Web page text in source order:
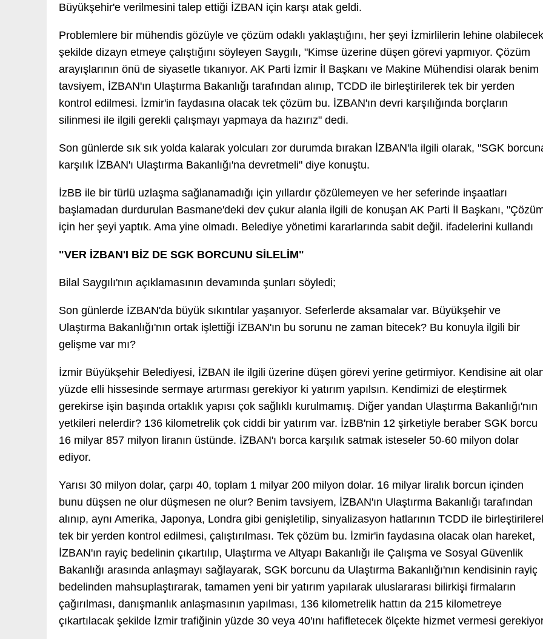
Büyükşehir'e verilmesini talep ettiği İZBAN için karşı atak geldi.
Problemlere bir mühendis gözüyle ve çözüm odaklı yaklaştığını, her şeyi İzmirlilerin lehine olabilecek
şekilde dizayn etmeye çalıştığını söyleyen Saygılı, "Kimse üzerine düşen görevi yapmıyor. Çözüm
arayışlarının önü de siyasetle tıkanıyor. AK Parti İzmir İl Başkanı ve Makine Mühendisi olarak benim
tavsiyem, İZBAN'ın Ulaştırma Bakanlığı tarafından alınıp, TCDD ile birleştirilerek tek bir yerden
kontrol edilmesi. İzmir'in faydasına olacak tek çözüm bu. İZBAN'ın devri karşılığında borçların
silinmesi ile ilgili gerekli çalışmayı yapmaya da hazırız" dedi.
Son günlerde sık sık yolda kalarak yolcuları zor durumda bırakan İZBAN'la ilgili olarak, "SGK
karşılık İZBAN'ı Ulaştırma Bakanlığı'na devretmeli" diye konuştu.
İzBB ile bir türlü uzlaşma sağlanamadığı için yıllardır çözülemeyen ve her seferinde inşaatları
başlamadan durdurulan Basmane'deki dev çukur alanla ilgili de konuşan AK Parti İl Başkanı,
için her şeyi yaptık. Ama yine olmadı. Belediye yönetimi kararlarında sabit değil. ifadelerini kullandı
"VER İZBAN'I BİZ DE SGK BORCUNU SİLELİM"
Bilal Saygılı'nın açıklamasının devamında şunları söyledi;
Son günlerde İZBAN'da büyük sıkıntılar yaşanıyor. Seferlerde aksamalar var. Büyükşehir ve
Ulaştırma Bakanlığı'nın ortak işlettiği İZBAN'ın bu sorunu ne zaman bitecek? Bu konuyla ilgili bir
gelişme var mı?
İzmir Büyükşehir Belediyesi, İZBAN ile ilgili üzerine düşen görevi yerine getirmiyor. Kendisine ait
yüzde elli hissesinde sermaye artırması gerekiyor ki yatırım yapılsın. Kendimizi de eleştirmek
gerekirse işin başında ortaklık yapısı çok sağlıklı kurulmamış. Diğer yandan Ulaştırma Bakanlığı'nın
yetkileri nelerdir? 136 kilometrelik çok ciddi bir yatırım var. İzBB'nin 12 şirketiyle beraber SGK borcu
16 milyar 857 milyon liranın üstünde. İZBAN'ı borca karşılık satmak isteseler 50-60 milyon dolar
ediyor.
Yarısı 30 milyon dolar, çarpı 40, toplam 1 milyar 200 milyon dolar. 16 milyar liralık borcun içinden
bunu düşsen ne olur düşmesen ne olur? Benim tavsiyem, İZBAN'ın Ulaştırma Bakanlığı tarafından
alınıp, aynı Amerika, Japonya, Londra gibi genişletilip, sinyalizasyon hatlarının TCDD ile
tek bir yerden kontrol edilmesi, çalıştırılması. Tek çözüm bu. İzmir'in faydasına olacak olan hareket,
İZBAN'ın rayiç bedelinin çıkartılıp, Ulaştırma ve Altyapı Bakanlığı ile Çalışma ve Sosyal Güvenlik
Bakanlığı arasında anlaşmayı sağlayarak, SGK borcunu da Ulaştırma Bakanlığı'nın kendisinin rayiç
bedelinden mahsuplaştırarak, tamamen yeni bir yatırım yapılarak uluslararası bilirkişi firmaların
çağırılması, danışmanlık anlaşmasının yapılması, 136 kilometrelik hattın da 215 kilometreye
çıkartılacak şekilde İzmir trafiğinin yüzde 30 veya 40'ını hafifletecek ölçekte hizmet vermesi